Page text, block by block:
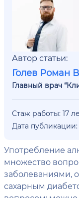
Автор статьи:
Голев Роман
Главный врач
Стаж работы: 17
Дата
Употребление
множество
заболеваниями,
сахарным